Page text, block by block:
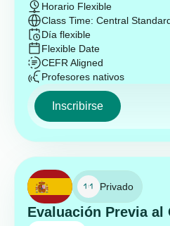
Horario Flexible
Class Time: Central
Día flexible
Flexible Date
CEFR Aligned
Profesores nativos
Inscribirse
Privado
Evaluación Previa al